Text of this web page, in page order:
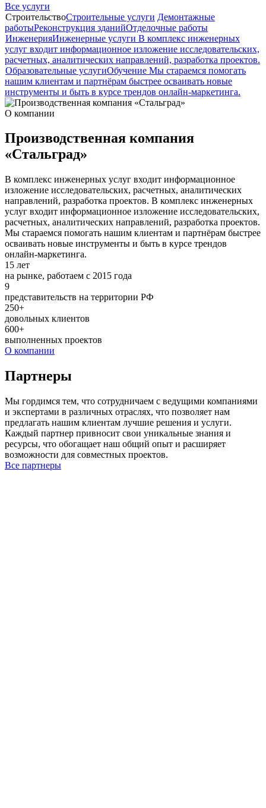
Все услуги
СтроительствоСтроительные услуги Демонтажные
работыРеконструкция зданийОтделочные работы
ИнженерияИнженерные услуги В комплекс инженерных
услуг входит информационное изложение исследовательских,
расчетных, аналитических направлений, разработка проектов.
Образовательные услугиОбучение Мы стараемся помогать
нашим клиентам и партнёрам быстрее осваивать новые
инструменты и быть в курсе трендов онлайн-маркетинга.
О компании
Производственная компания
«Стальград»
В комплекс инженерных услуг входит информационное
изложение исследовательских, расчетных, аналитических
направлений, разработка проектов. В комплекс инженерных
услуг входит информационное изложение исследовательских,
расчетных, аналитических направлений, разработка проектов.
Мы стараемся помогать нашим клиентам и партнёрам быстрее
осваивать новые инструменты и быть в курсе трендов
онлайн-маркетинга.
15 лет
на рынке, работаем с 2015 года
9
представительств на территории РФ
250+
довольных клиентов
600+
выполненных проектов
О компании
Партнеры
Мы гордимся тем, что сотрудничаем с ведущими компаниями
и экспертами в различных отраслях, что позволяет нам
предлагать нашим клиентам лучшие решения и услуги.
Каждый партнер привносит свои уникальные знания и
ресурсы, что обогащает наш общий опыт и расширяет
возможности для совместных проектов.
Все партнеры